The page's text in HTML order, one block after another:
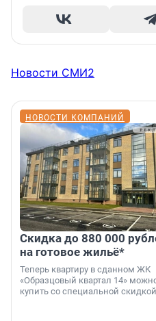
Новости СМИ2
НОВОСТИ КОМПАНИЙ
Скидка до 880 000
на готовое жильё*
Теперь квартиру в сданном ЖК
«Образцовый квартал 14»
купить со специальной